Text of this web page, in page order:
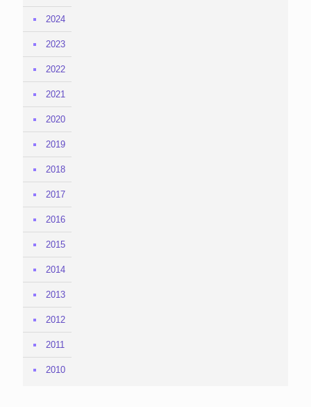
2024
2023
2022
2021
2020
2019
2018
2017
2016
2015
2014
2013
2012
2011
2010